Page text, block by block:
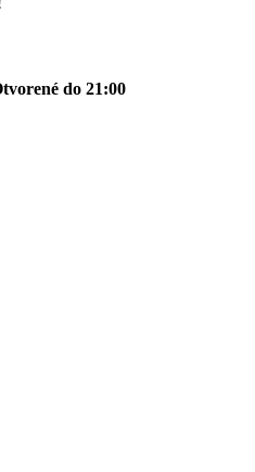
do 21:00